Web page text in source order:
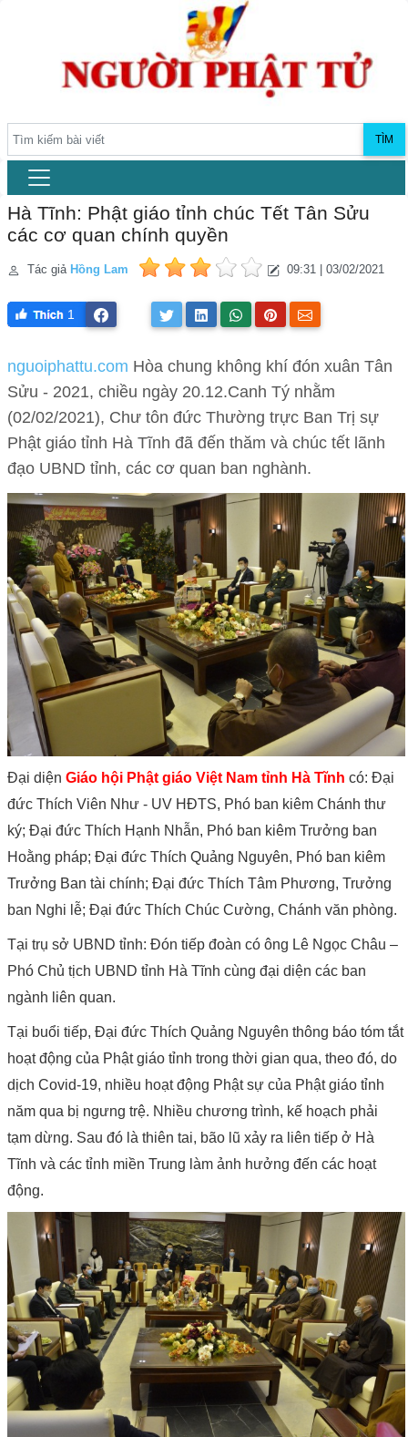
TÌM
Hà Tĩnh: Phật giáo tỉnh chúc Tết Tân Sửu
các cơ quan chính quyền
Tác giả Hồng Lam 09:31 | 03/02/2021
1
nguoiphattu.com Hòa chung không khí đón xuân Tân
Sửu - 2021, chiều ngày 20.12.Canh Tý nhằm
(02/02/2021), Chư tôn đức Thường trực Ban Trị sự
Phật giáo tỉnh Hà Tĩnh đã đến thăm và chúc tết lãnh
đạo UBND tỉnh, các cơ quan ban nghành.
Đại diện Giáo hội Phật giáo Việt Nam tỉnh Hà Tĩnh có: Đại
đức Thích Viên Như - UV HĐTS, Phó ban kiêm Chánh thư
ký; Đại đức Thích Hạnh Nhẫn, Phó ban kiêm Trưởng ban
Hoằng pháp; Đại đức Thích Quảng Nguyên, Phó ban kiêm
Trưởng Ban tài chính; Đại đức Thích Tâm Phương, Trưởng
ban Nghi lễ; Đại đức Thích Chúc Cường, Chánh văn phòng.
Tại trụ sở UBND tỉnh: Đón tiếp đoàn có ông Lê Ngọc Châu –
Phó Chủ tịch UBND tỉnh Hà Tĩnh cùng đại diện các ban
ngành liên quan.
Tại buổi tiếp, Đại đức Thích Quảng Nguyên thông báo tóm tắt
hoạt động của Phật giáo tỉnh trong thời gian qua, theo đó, do
dịch Covid-19, nhiều hoạt động Phật sự của Phật giáo tỉnh
năm qua bị ngưng trệ. Nhiều chương trình, kế hoạch phải
tạm dừng. Sau đó là thiên tai, bão lũ xảy ra liên tiếp ở Hà
Tĩnh và các tỉnh miền Trung làm ảnh hưởng đến các hoạt
động.